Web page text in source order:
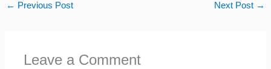
← Previous Post Next Post →
Leave a Comment